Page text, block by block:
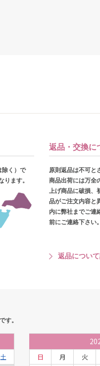
除く）で
ります。
返品・交換に
原則返品は不可と
商品出荷には万全
上げ商品に破損、
品がご注文内容と
内に弊社までご連
前にご連絡下さい。
返品につい
す。
土 日 月 火